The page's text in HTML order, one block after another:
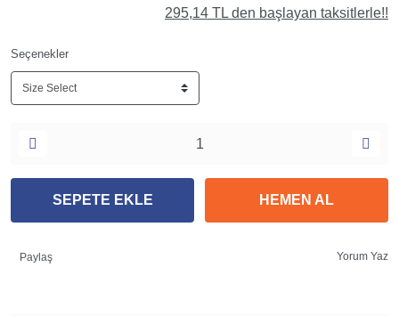
295,14 TL den başlayan taksitlerle!!
Seçenekler
SEPETE EKLE HEMEN AL
Paylaş Yorum Yaz